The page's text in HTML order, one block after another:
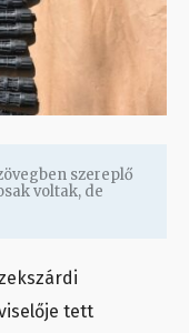
szereplő
voltak, de
tett